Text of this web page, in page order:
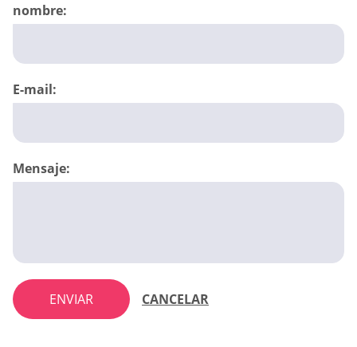
nombre:
E-mail:
Mensaje:
ENVIAR CANCELAR